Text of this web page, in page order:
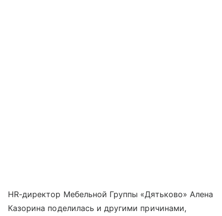
HR-директор Мебельной Группы «Дятьково» Алена
Казорина поделилась и другими причинами,